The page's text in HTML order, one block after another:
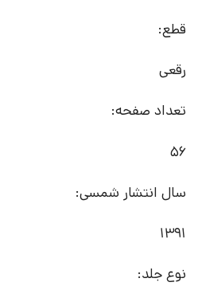
قطع:
رقعی
تعداد صفحه:
56
سال انتشار شمسی:
1391
نوع جلد: